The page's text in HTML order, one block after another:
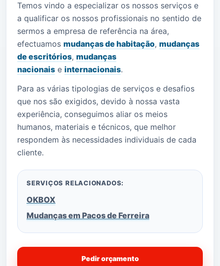
Temos vindo a especializar os nossos serviços e
a qualificar os nossos profissionais no sentido de
sermos a empresa de referência na área,
efectuamos mudanças de habitação, mudanças
de escritórios, mudanças
nacionais e internacionais.
Para as várias tipologias de serviços e desafios
que nos são exigidos, devido à nossa vasta
experiência, conseguimos aliar os meios
humanos, materiais e técnicos, que melhor
respondem às necessidades individuais de cada
cliente.
SERVIÇOS RELACIONADOS:
OKBOX
Mudanças em Pacos de Ferreira
Pedir orçamento